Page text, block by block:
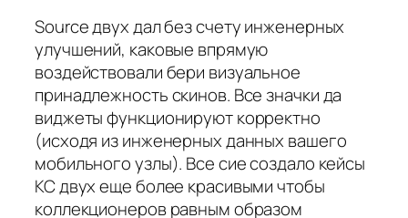
Source двух дал без счету инженерных
улучшений, каковые впрямую
воздействовали бери визуальное
принадлежность скинов. Все значки да
виджеты функционируют корректно
(исходя из инженерных данных вашего
мобильного узлы). Все сие создало кейсы
КС двух еще более красивыми чтобы
коллекционеров равным образом